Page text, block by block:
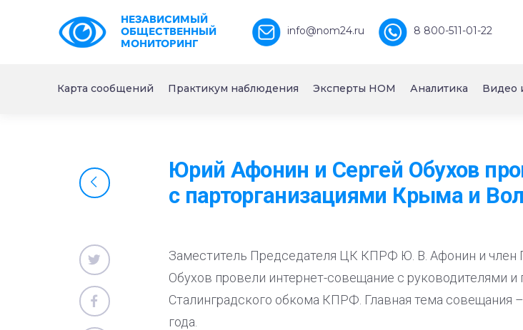
НЕЗАВИСИМЫЙ
ОБЩЕСТВЕННЫЙ
МОНИТОРИНГ
info@nom24.ru 8 800-511-01-22
Карта сообщений Практикум наблюдения Эксперты НОМ Аналитика Видео
Юрий Афонин и Сергей Обухов
с парторганизациями Крыма и
Заместитель Председателя ЦК КПРФ Ю. В. Афонин и
Обухов провели интернет-совещание с руководителями
Сталинградского обкома КПРФ. Главная тема совещания
года.